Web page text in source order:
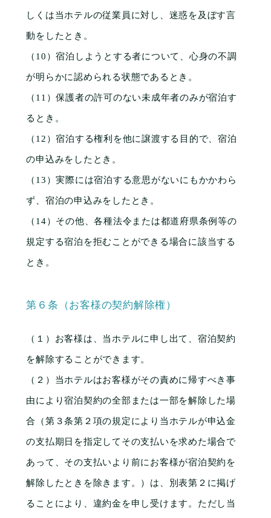
FAQ ご予約
しくは当ホテルの従業員に対し、迷惑を及ぼす言
動をしたとき。
（10）宿泊しようとする者について、心身の不調
が明らかに認められる状態であるとき。
（11）保護者の許可のない未成年者のみが宿泊す
るとき。
（12）宿泊する権利を他に譲渡する目的で、宿泊
の申込みをしたとき。
（13）実際には宿泊する意思がないにもかかわら
ず、宿泊の申込みをしたとき。
（14）その他、各種法令または都道府県条例等の
規定する宿泊を拒むことができる場合に該当する
とき。
第６条（お客様の契約解除権）
（１）お客様は、当ホテルに申し出て、宿泊契約
を解除することができます。
（２）当ホテルはお客様がその責めに帰すべき事
由により宿泊契約の全部または一部を解除した場
合（第３条第２項の規定により当ホテルが申込金
の支払期日を指定してその支払いを求めた場合で
あって、その支払いより前にお客様が宿泊契約を
解除したときを除きます。）は、別表第２に掲げ
ることにより、違約金を申し受けます。ただし当